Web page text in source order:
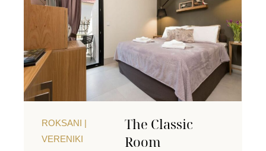
ROKSANI |
VERENIKI
The Classic
Room